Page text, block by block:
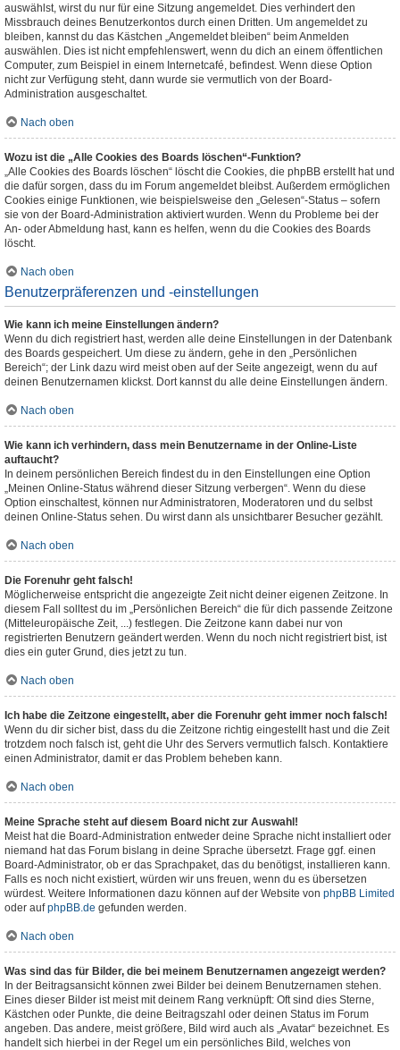
auswählst, wirst du nur für eine Sitzung angemeldet. Dies verhindert den
Missbrauch deines Benutzerkontos durch einen Dritten. Um angemeldet zu
bleiben, kannst du das Kästchen „Angemeldet bleiben“ beim Anmelden
auswählen. Dies ist nicht empfehlenswert, wenn du dich an einem öffentlichen
Computer, zum Beispiel in einem Internetcafé, befindest. Wenn diese Option
nicht zur Verfügung steht, dann wurde sie vermutlich von der Board-
Administration ausgeschaltet.
Nach oben
Wozu ist die „Alle Cookies des Boards löschen“-Funktion?
„Alle Cookies des Boards löschen“ löscht die Cookies, die phpBB erstellt hat und
die dafür sorgen, dass du im Forum angemeldet bleibst. Außerdem ermöglichen
Cookies einige Funktionen, wie beispielsweise den „Gelesen“-Status – sofern
sie von der Board-Administration aktiviert wurden. Wenn du Probleme bei der
An- oder Abmeldung hast, kann es helfen, wenn du die Cookies des Boards
löscht.
Nach oben
Benutzerpräferenzen und -einstellungen
Wie kann ich meine Einstellungen ändern?
Wenn du dich registriert hast, werden alle deine Einstellungen in der Datenbank
des Boards gespeichert. Um diese zu ändern, gehe in den „Persönlichen
Bereich“; der Link dazu wird meist oben auf der Seite angezeigt, wenn du auf
deinen Benutzernamen klickst. Dort kannst du alle deine Einstellungen ändern.
Nach oben
Wie kann ich verhindern, dass mein Benutzername in der Online-Liste
auftaucht?
In deinem persönlichen Bereich findest du in den Einstellungen eine Option
„Meinen Online-Status während dieser Sitzung verbergen“. Wenn du diese
Option einschaltest, können nur Administratoren, Moderatoren und du selbst
deinen Online-Status sehen. Du wirst dann als unsichtbarer Besucher gezählt.
Nach oben
Die Forenuhr geht falsch!
Möglicherweise entspricht die angezeigte Zeit nicht deiner eigenen Zeitzone. In
diesem Fall solltest du im „Persönlichen Bereich“ die für dich passende Zeitzone
(Mitteleuropäische Zeit, ...) festlegen. Die Zeitzone kann dabei nur von
registrierten Benutzern geändert werden. Wenn du noch nicht registriert bist, ist
dies ein guter Grund, dies jetzt zu tun.
Nach oben
Ich habe die Zeitzone eingestellt, aber die Forenuhr geht immer noch falsch!
Wenn du dir sicher bist, dass du die Zeitzone richtig eingestellt hast und die Zeit
trotzdem noch falsch ist, geht die Uhr des Servers vermutlich falsch. Kontaktiere
einen Administrator, damit er das Problem beheben kann.
Nach oben
Meine Sprache steht auf diesem Board nicht zur Auswahl!
Meist hat die Board-Administration entweder deine Sprache nicht installiert oder
niemand hat das Forum bislang in deine Sprache übersetzt. Frage ggf. einen
Board-Administrator, ob er das Sprachpaket, das du benötigst, installieren kann.
Falls es noch nicht existiert, würden wir uns freuen, wenn du es übersetzen
würdest. Weitere Informationen dazu können auf der Website von phpBB Limited
oder aufphpBB.de gefunden werden.
Nach oben
Was sind das für Bilder, die bei meinem Benutzernamen angezeigt werden?
In der Beitragsansicht können zwei Bilder bei deinem Benutzernamen stehen.
Eines dieser Bilder ist meist mit deinem Rang verknüpft: Oft sind dies Sterne,
Kästchen oder Punkte, die deine Beitragszahl oder deinen Status im Forum
angeben. Das andere, meist größere, Bild wird auch als „Avatar“ bezeichnet. Es
handelt sich hierbei in der Regel um ein persönliches Bild, welches von